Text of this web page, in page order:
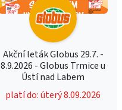
Akční leták Globus 29.7. -
8.9.2026 - Globus Trmice u
Ústí nad Labem
platí do: úterý 8.09.2026